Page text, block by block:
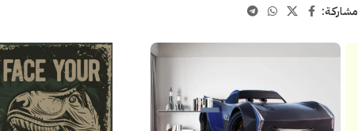
مشاركـة: